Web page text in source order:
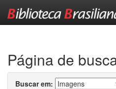
Página de
Buscar em: